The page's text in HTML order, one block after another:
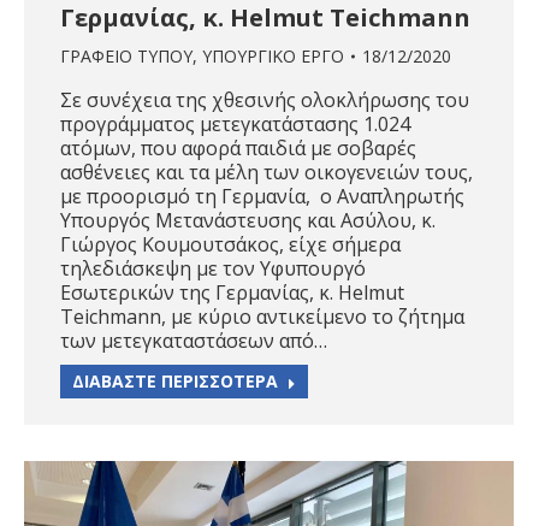
Γερμανίας, κ. Helmut Teichmann
ΓΡΑΦΕΙΟ ΤΥΠΟΥ, ΥΠΟΥΡΓΙΚΟ ΕΡΓΟ 18/12/2020
Σε συνέχεια της χθεσινής ολοκλήρωσης του
προγράμματος μετεγκατάστασης 1.024
ατόμων, που αφορά παιδιά με σοβαρές
ασθένειες και τα μέλη των οικογενειών τους,
με προορισμό τη Γερμανία, ο Αναπληρωτής
Υπουργός Μετανάστευσης και Ασύλου, κ.
Γιώργος Κουμουτσάκος, είχε σήμερα
τηλεδιάσκεψη με τον Υφυπουργό
Εσωτερικών της Γερμανίας, κ. Helmut
Teichmann, με κύριο αντικείμενο το ζήτημα
των μετεγκαταστάσεων από…
ΔΙΑΒΑΣΤΕ ΠΕΡΙΣΣΟΤΕΡΑ